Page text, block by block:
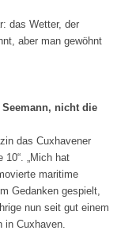
das Wetter, der
aber man gewöhnt
nicht die
das Cuxhavener
10“. „Mich hat
maritime
Gedanken gespielt,
nun seit gut einem
Cuxhaven.